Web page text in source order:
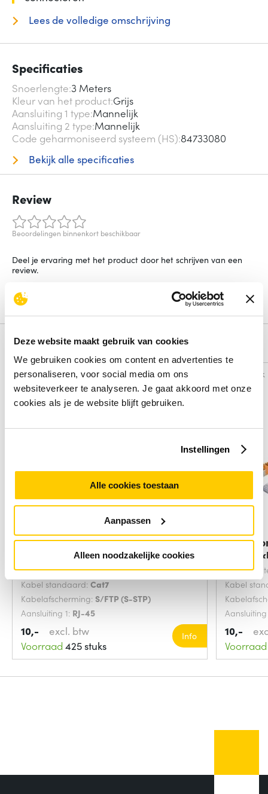
Deze website maakt gebruik van cookies
We gebruiken cookies om content en advertenties te
personaliseren, voor social media om ons
websiteverkeer te analyseren. Je gaat akkoord met onze
cookies als je de website blijft gebruiken.
Instellingen
Alle cookies toestaan
Aanpassen
Alleen noodzakelijke cookies
Lees de volledige omschrijving
Specificaties
Snoerlengte 3 Meters
Kleur van het product Grijs
Aansluiting 1 type Mannelijk
Aansluiting 2 type Mannelijk
Code geharmoniseerd systeem (HS) 84733080
Bekijk alle specificaties
Review
Beoordelingen binnenkort beschikbaar
Deel je ervaring met het product door het schrijven van een
review.
Schrijf een review
Alternatieven
Vergelijk
Microconnect SFTP702G
netwerkkabel Groen 2
Snoerlengte:2 Meters
Kabel standaard: Cat7
Kabelafscherming: S/FTP (S-STP)
Aansluiting 1: RJ-45
10,-
excl. btw
Voorraad 425 stuks
Info
Vergelijk
Kabel
10,-
Voorraad